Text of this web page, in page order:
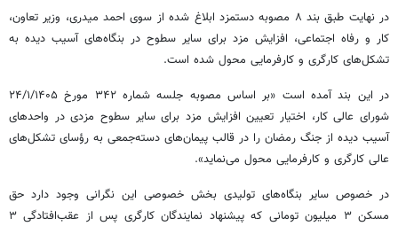
در نهایت طبق بند ۸ مصوبه دستمزد ابلاغ شده از سوی احمد میدری، وزیر تعاون،
کار و رفاه اجتماعی، افزایش مزد برای سایر سطوح در بنگاه‌های آسیب دیده به
تشکل‌های کارگری و کارفرمایی محول شده است.
در این بند آمده است «بر اساس مصوبه جلسه شماره ۳۴۲ مورخ ۲۴/۱/۱۴۰۵
شورای عالی کار، اختیار تعیین افزایش مزد برای سایر سطوح مزدی در واحدهای
آسیب دیده از جنگ رمضان را در قالب پیمان‌های دسته‌جمعی به رؤسای تشکل‌های
عالی کارگری و کارفرمایی محول می‌نماید».
در خصوص سایر بنگاه‌های تولیدی بخش خصوصی این نگرانی وجود دارد حق
مسکن ۳ میلیون تومانی که پیشنهاد نمایندگان کارگری پس از عقب‌افتادگی ۳